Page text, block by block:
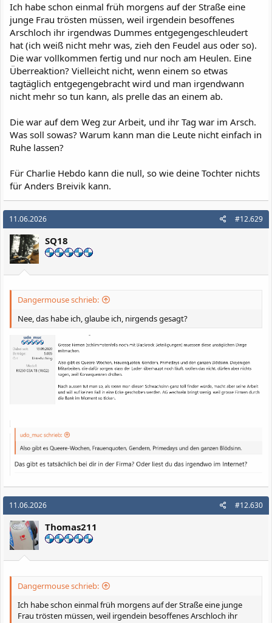
Ich habe schon einmal früh morgens auf der Straße eine
junge Frau trösten müssen, weil irgendein besoffenes
Arschloch ihr irgendwas Dummes entgegengeschleudert
hat (ich weiß nicht mehr was, zieh den Feudel aus oder so).
Die war vollkommen fertig und nur noch am Heulen. Eine
Überreaktion? Vielleicht nicht, wenn einem so etwas
tagtäglich entgegengebracht wird und man irgendwann
nicht mehr so tun kann, als prelle das an einem ab.
Die war auf dem Weg zur Arbeit, und ihr Tag war im Arsch.
Was soll sowas? Warum kann man die Leute nicht einfach in
Ruhe lassen?
Für Charlie Hebdo kann die null, so wie deine Tochter nichts
für Anders Breivik kann.
11.06.2026 #12.629
SQ18
Dangermouse schrieb:
Nee, das habe ich, glaube ich, nirgends gesagt?
11.06.2026 #12.630
Thomas211
Dangermouse schrieb:
Ich habe schon einmal früh morgens auf der Straße eine junge
Frau trösten müssen, weil irgendein besoffenes Arschloch ihr